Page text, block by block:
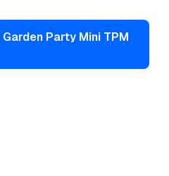
Garden Party Mini TPM